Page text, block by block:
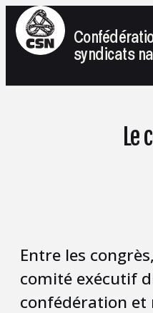
syndicats
Le
Entre les
comité exécutif
confédération et